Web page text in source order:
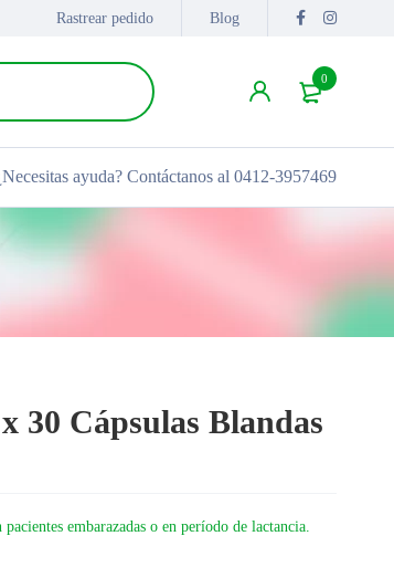
Rastrear pedido Blog
0
ayuda? Contáctanos al 0412-3957469
30 Cápsulas Blandas
embarazadas o en período de lactancia.